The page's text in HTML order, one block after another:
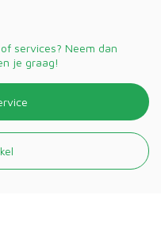
services? Neem dan
je graag!